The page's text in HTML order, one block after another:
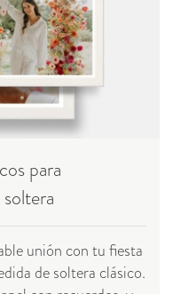
para
unión con tu fiesta
de soltera clásico.